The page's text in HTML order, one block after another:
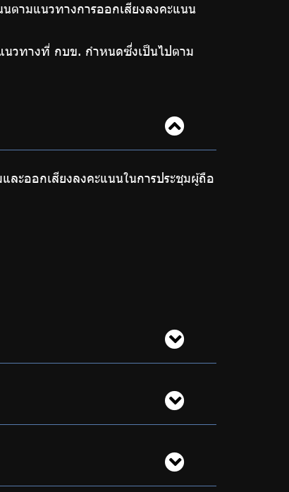
ตามแนวทางการออกเสียงลงคะแนน
วทางที่ กบข. กำหนดซึ่งเป็นไปตาม
ละออกเสียงลงคะแนนในการประชุมผู้ถือ